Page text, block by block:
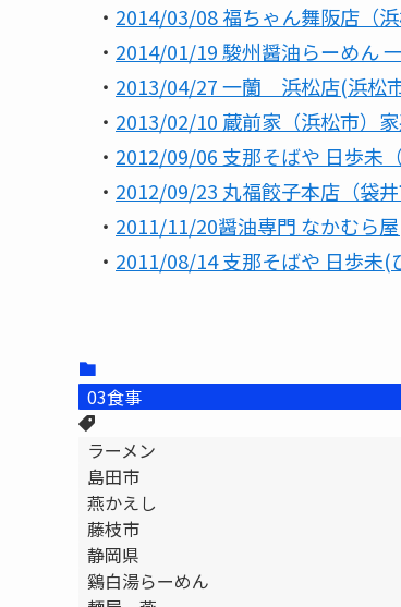
・ 2014/03/08 福ちゃん舞阪店（浜
・ 2014/01/19 駿州醤油らーめん
・ 2013/04/27 一蘭 浜松店(浜松
・ 2013/02/10 蔵前家（浜松市）
・ 2012/09/06 支那そばや 日歩未
・ 2012/09/23 丸福餃子本店（袋
・ 2011/11/20醤油専門 なかむら
・ 2011/08/14 支那そばや 日歩未(
03食事
ラーメン
島田市
燕かえし
藤枝市
静岡県
鷄白湯らーめん